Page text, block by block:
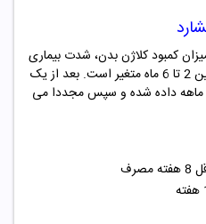
کمبود کلاژن بدن، شدت بیماری
یا شدت چروک و افتادگی پوست بین 2 تا 6 ماه متغیر است. بعد از یک
دوره مصرف، یک استراحت 1 تا 2 ماهه داده شده و سپس مجددا می